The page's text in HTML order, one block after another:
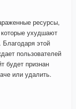
ресурсы,
ухудшают
Благодаря этой
пользователей
будет признан
или удалить.